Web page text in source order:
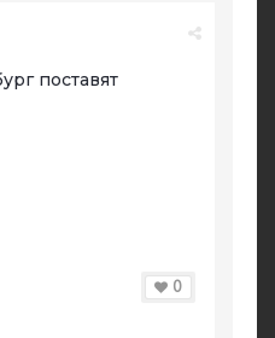
поставят
0